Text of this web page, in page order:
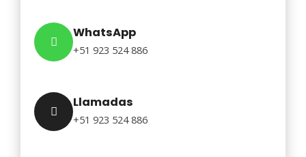
WhatsApp
+51 923 524 886
Llamadas
+51 923 524 886